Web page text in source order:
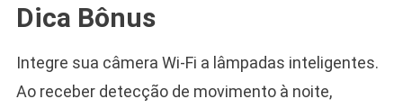
Dica Bônus
Integre sua câmera Wi-Fi a lâmpadas inteligentes.
Ao receber detecção de movimento à noite,